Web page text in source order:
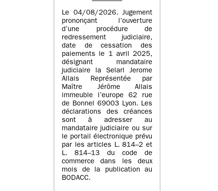
Le 04/08/2026. Jugement
prononçant l’ouverture
d’une procédure de
redressement judiciaire,
date de cessation des
paiements le 1 avril 2025,
désignant mandataire
judiciaire la Selarl Jerome
Allais Représentée par
Maître Jérôme Allais
immeuble l’europe 62 rue
de Bonnel 69003 Lyon. Les
déclarations des créances
sont à adresser au
mandataire judiciaire ou sur
le portail électronique prévu
par les articles L. 814–2 et
L. 814–13 du code de
commerce dans les deux
mois de la publication au
BODACC.